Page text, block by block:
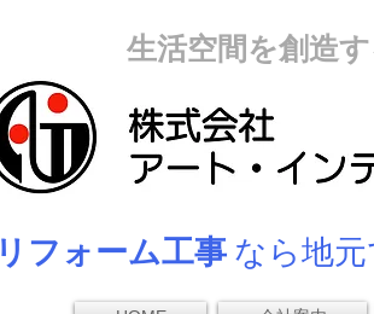
生活空間を創造す
リフォーム工事なら地